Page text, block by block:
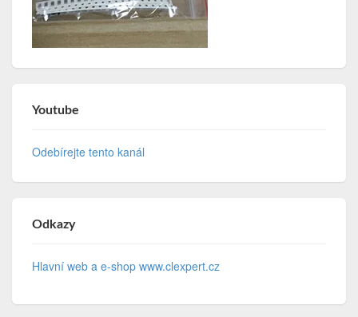
Youtube
Odebírejte tento kanál
Odkazy
Hlavní web a e-shop www.clexpert.cz